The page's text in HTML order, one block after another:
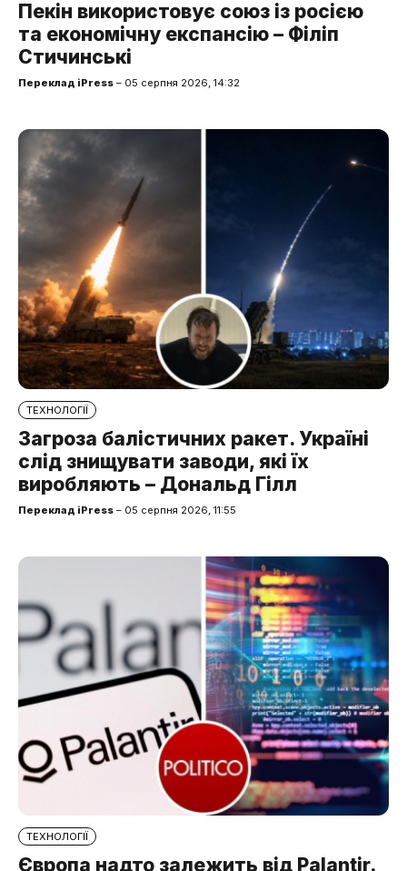
Пекін використовує союз із росією
та економічну експансію – Філіп
Стичинські
Переклад iPress – 05 серпня 2026, 14:32
ТЕХНОЛОГІЇ
Загроза балістичних ракет. Україні
слід знищувати заводи, які їх
виробляють – Дональд Гілл
Переклад iPress – 05 серпня 2026, 11:55
ТЕХНОЛОГІЇ
Європа надто залежить від Palantir.